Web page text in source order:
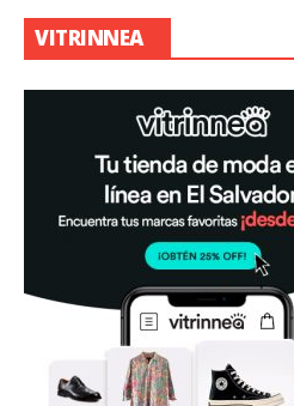
VITRINNEA